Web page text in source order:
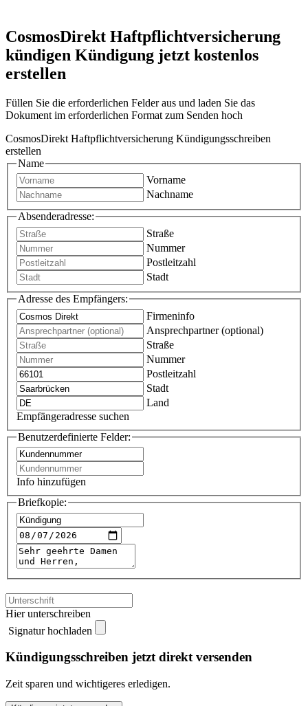
CosmosDirekt Haftpflichtversicherung
kündigen Kündigung jetzt kostenlos
erstellen
Füllen Sie die erforderlichen Felder aus und laden Sie das
Dokument im erforderlichen Format zum Senden hoch
CosmosDirekt Haftpflichtversicherung Kündigungsschreiben
erstellen
Name
Vorname
Nachname
Absenderadresse:
Straße
Nummer
Postleitzahl
Stadt
Adresse des Empfängers:
Firmeninfo
Ansprechpartner (optional)
Straße
Nummer
Postleitzahl
Stadt
Land
Empfängeradresse suchen
Benutzerdefinierte Felder:
Info hinzufügen
Briefkopie:
Hier unterschreiben
Signatur hochladen
Kündigungsschreiben jetzt direkt versenden
Zeit sparen und wichtigeres erledigen.